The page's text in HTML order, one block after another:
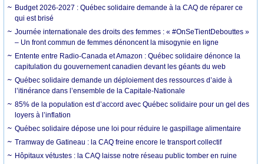
Budget 2026-2027 : Québec solidaire demande à la CAQ de réparer ce
qui est brisé
Journée internationale des droits des femmes : « #OnSeTientDebouttes »
– Un front commun de femmes dénoncent la misogynie en ligne
Entente entre Radio-Canada et Amazon : Québec solidaire dénonce la
capitulation du gouvernement canadien devant les géants du web
Québec solidaire demande un déploiement des ressources d’aide à
l’itinérance dans l’ensemble de la Capitale-Nationale
85% de la population est d’accord avec Québec solidaire pour un gel des
loyers à l’inflation
Québec solidaire dépose une loi pour réduire le gaspillage alimentaire
Tramway de Gatineau : la CAQ freine encore le transport collectif
Hôpitaux vétustes : la CAQ laisse notre réseau public tomber en ruine